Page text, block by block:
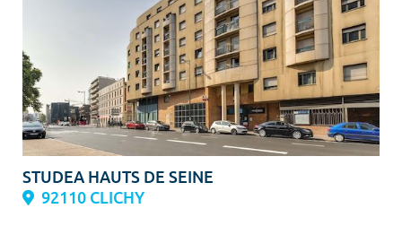
STUDEA HAUTS DE SEINE
92110 CLICHY